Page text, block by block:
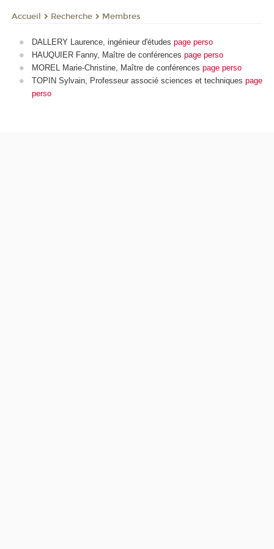
Accueil Recherche Membres
DALLERY Laurence, ingénieur d'études page perso
HAUQUIER Fanny, Maître de conférences page perso
MOREL Marie-Christine, Maître de conférences page perso
TOPIN Sylvain, Professeur associé sciences et techniques page
perso